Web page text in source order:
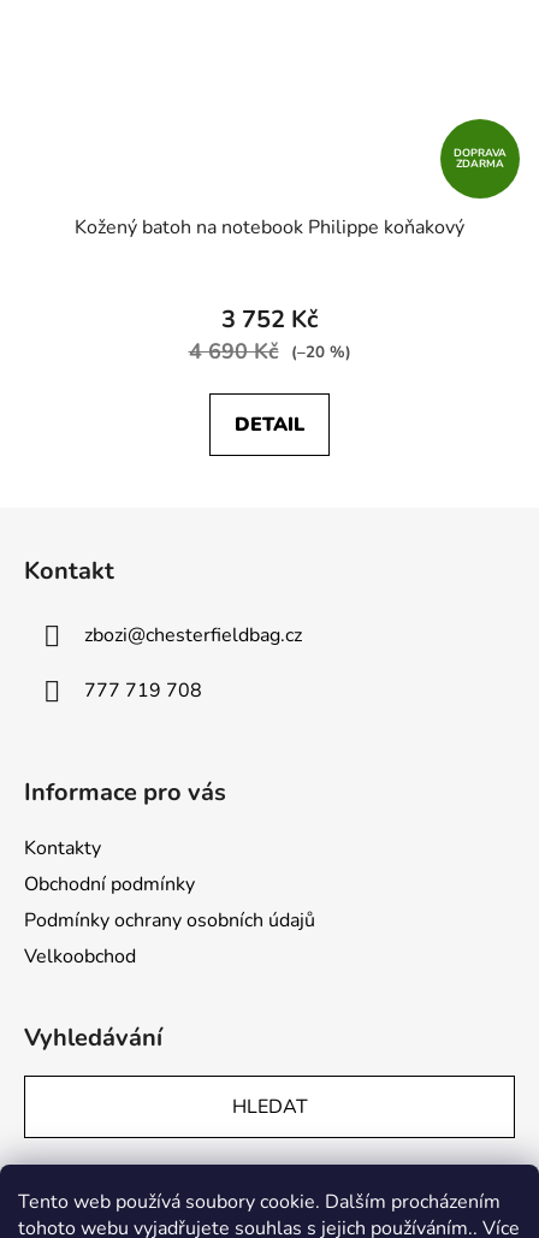
Tento web používá soubory cookie. Dalším procházením
tohoto webu vyjadřujete souhlas s jejich používáním.. Více
DOPRAVA
ZDARMA
Kožený batoh na notebook Philippe koňakový
3 752 Kč
4 690 Kč (–20 %)
DETAIL
Kontakt
zbozi@chesterfieldbag.cz
777 719 708
Informace pro vás
Kontakty
Obchodní podmínky
Podmínky ochrany osobních údajů
Velkoobchod
Vyhledávání
HLEDAT
Přijímáme online platby